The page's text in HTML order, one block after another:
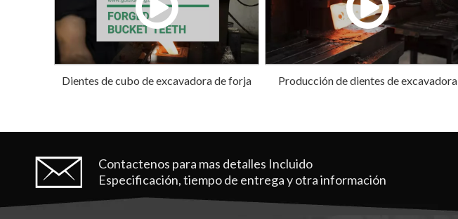
Dientes de cubo de excavadora de forja
Producción de dientes de excavadora
Contactenos para mas detalles Incluido
Especificación, tiempo de entrega y otra información